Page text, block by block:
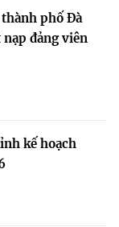
phố Đà
đảng viên
kế hoạch